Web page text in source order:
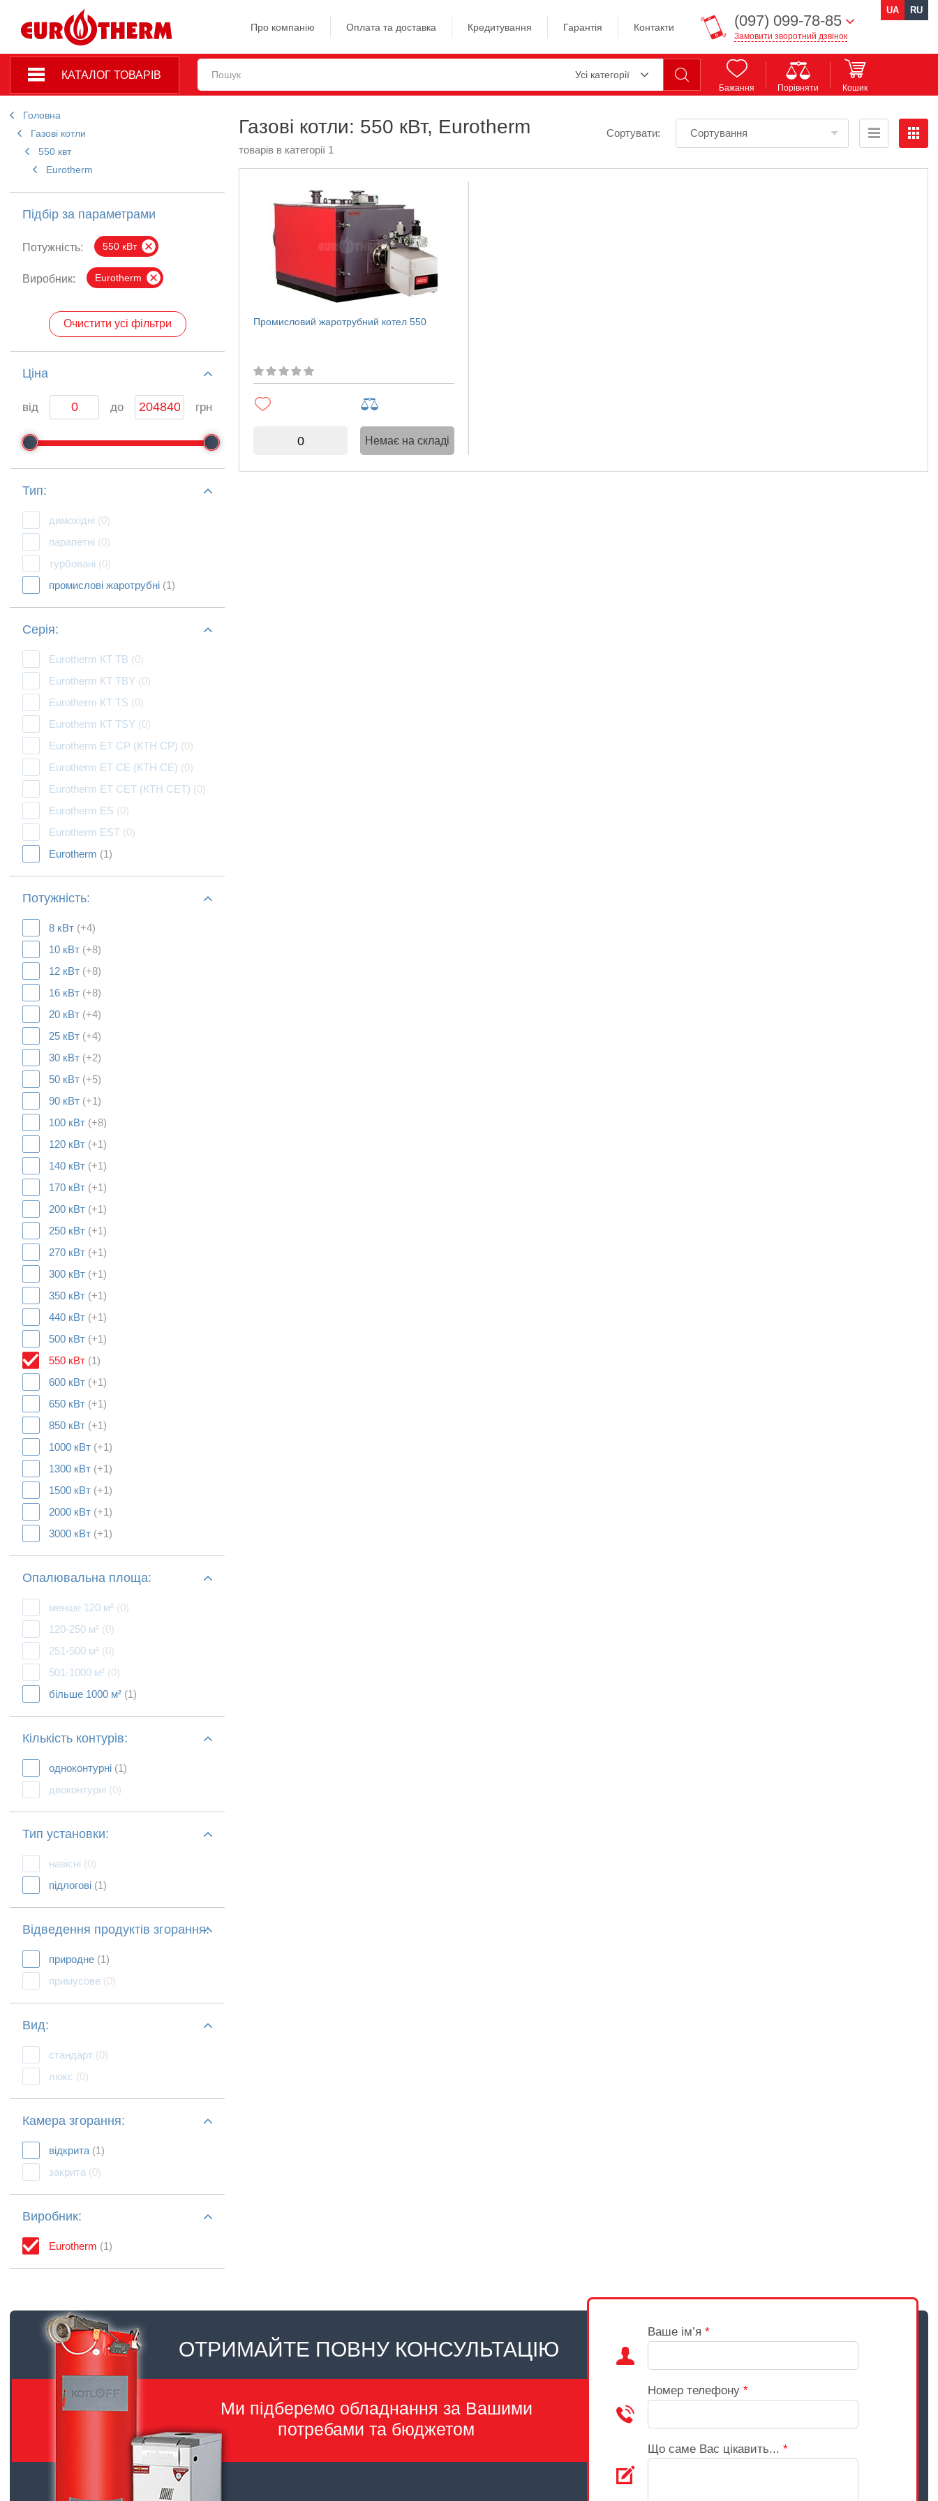
Про компанію Оплата та доставка Кредитування Гарантія Контакти (097) 099-78-85
Замовити зворотний дзвінок
UA RU
КАТАЛОГ ТОВАРІВ Усі категорії
Бажання Порівняти Кошик
Головна
Газові котли
550 квт
Eurotherm
Підбір за параметрами
Потужність: 550 кВт
Виробник: Eurotherm
Очистити усі фільтри
Ціна
від до грн
Тип:
димохідні (0)
парапетні (0)
турбовані (0)
промислові жаротрубні (1)
Серія:
Eurotherm КТ TB (0)
Eurotherm КТ TBY (0)
Eurotherm КТ TS (0)
Eurotherm КТ TSY (0)
Eurotherm ЕТ СР (КТH CP) (0)
Eurotherm ЕТ СЕ (КТH CЕ) (0)
Eurotherm ЕТ СЕТ (КТH CЕТ) (0)
Eurotherm ES (0)
Eurotherm EST (0)
Eurotherm (1)
Потужність:
8 кВт (+4)
10 кВт (+8)
12 кВт (+8)
16 кВт (+8)
20 кВт (+4)
25 кВт (+4)
30 кВт (+2)
50 кВт (+5)
90 кВт (+1)
100 кВт (+8)
120 кВт (+1)
140 кВт (+1)
170 кВт (+1)
200 кВт (+1)
250 кВт (+1)
270 кВт (+1)
300 кВт (+1)
350 кВт (+1)
440 кВт (+1)
500 кВт (+1)
550 кВт (1)
600 кВт (+1)
650 кВт (+1)
850 кВт (+1)
1000 кВт (+1)
1300 кВт (+1)
1500 кВт (+1)
2000 кВт (+1)
3000 кВт (+1)
Опалювальна площа:
менше 120 м² (0)
120-250 м² (0)
251-500 м² (0)
501-1000 м² (0)
більше 1000 м² (1)
Кількість контурів:
одноконтурні (1)
двоконтурні (0)
Тип установки:
навісні (0)
підлогові (1)
Відведення продуктів згорання:
природне (1)
примусове (0)
Вид:
стандарт (0)
люкс (0)
Камера згорання:
відкрита (1)
закрита (0)
Виробник:
Eurotherm (1)
Газові котли: 550 кВт, Eurotherm
товарів в категорії 1
Сортувати: Сортування
Промисловий жаротрубний котел 550
0 Немає на складі
ОТРИМАЙТЕ ПОВНУ КОНСУЛЬТАЦІЮ
Ми підберемо обладнання за Вашими
потребами та бюджетом
Ваше ім’я *
Номер телефону *
Що саме Вас цікавить... *